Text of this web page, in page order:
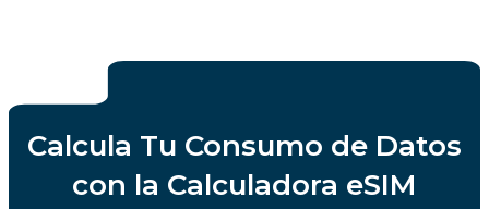
Calcula Tu Consumo de Datos
con la Calculadora eSIM